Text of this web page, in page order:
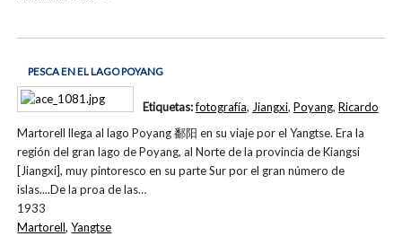
PESCA EN EL LAGO POYANG
Martorell llega al lago Poyang 鄱阳 en su viaje por el Yangtse. Era la
región del gran lago de Poyang, al Norte de la provincia de Kiangsi
[Jiangxi], muy pintoresco en su parte Sur por el gran número de
islas....De la proa de las…
1933
Etiquetas:fotografía, Jiangxi, Poyang, Ricardo
Martorell,Yangtse